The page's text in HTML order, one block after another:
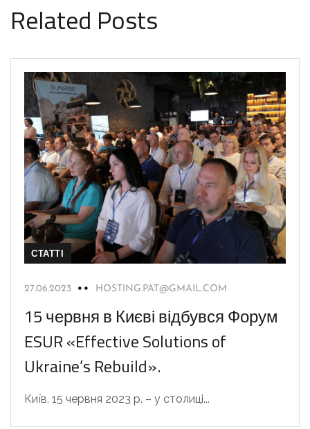
Related Posts
СТАТТІ
27.06.2023 HOSTING.PAT@GMAIL.COM
15 червня в Києві відбувся Форум
ESUR «Effective Solutions of
Ukraine’s Rebuild».
Київ, 15 червня 2023 р. – у столиці...